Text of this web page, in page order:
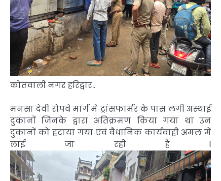
कोतवाली नगर हरिद्वार..
मनसा देवी रोपवे मार्ग मे ट्रांसफार्मर के पास लगी अस्थाई
दुकानों जिनके द्वारा अतिक्रमण किया गया था उन
दुकानों को हटाया गया एवं वैधानिक कार्यवाही अमल में
लाई जा रही है l